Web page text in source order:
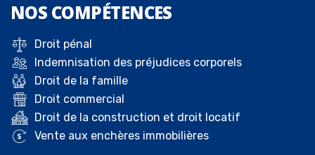
NOS COMPÉTENCES
Droit pénal
Indemnisation des préjudices corporels
Droit de la famille
Droit commercial
Droit de la construction et droit locatif
Vente aux enchères immobilières